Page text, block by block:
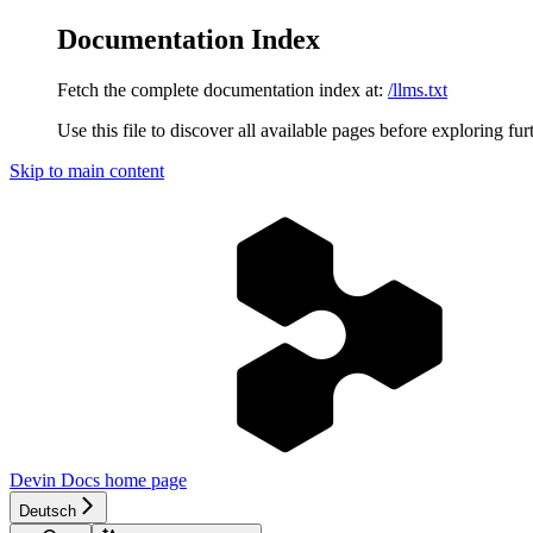
Documentation Index
Fetch the complete documentation index at: /llms.txt
Use this file to discover all available pages before exploring
Skip to main content
Devin Docs home page
Deutsch